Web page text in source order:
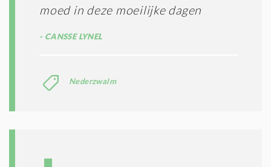
moed in deze moeilijke dagen
CANSSE LYNEL
Nederzwalm